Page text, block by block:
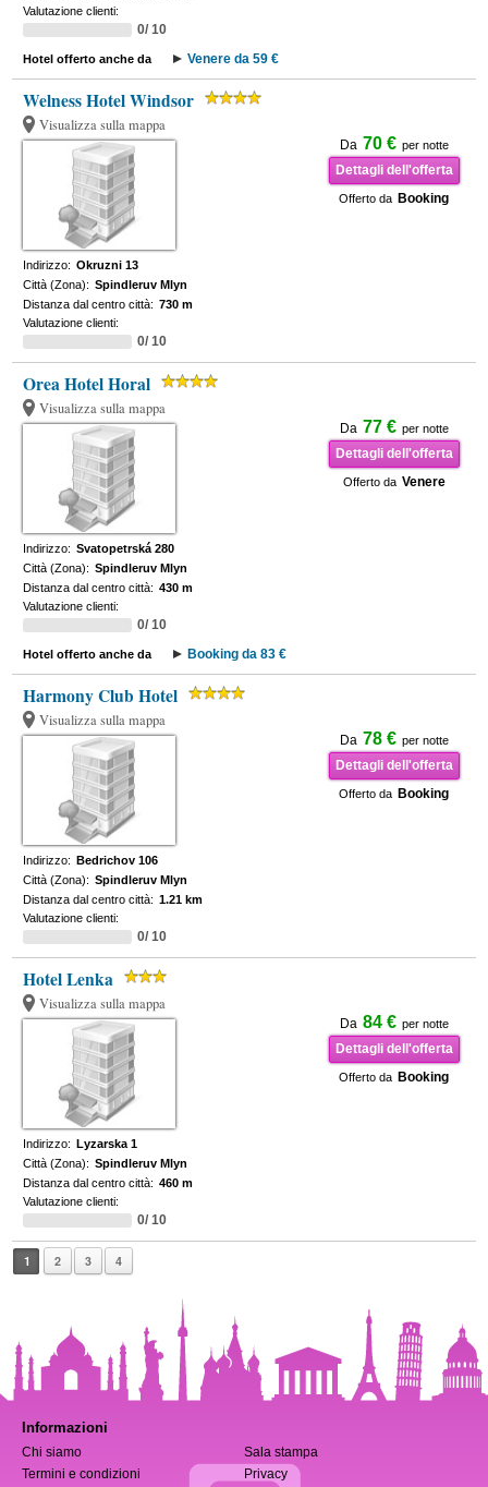
Valutazione clienti:
0/ 10
Hotel offerto anche da Venere da 59 €
Welness Hotel Windsor
Visualizza sulla mappa
Da 70 € per notte
Dettagli dell'offerta
Offerto da Booking
Indirizzo: Okruzni 13
Città (Zona): Spindleruv Mlyn
Distanza dal centro città: 730 m
Valutazione clienti:
0/ 10
Orea Hotel Horal
Visualizza sulla mappa
Da 77 € per notte
Dettagli dell'offerta
Offerto da Venere
Indirizzo: Svatopetrská 280
Città (Zona): Spindleruv Mlyn
Distanza dal centro città: 430 m
Valutazione clienti:
0/ 10
Hotel offerto anche da Booking da 83 €
Harmony Club Hotel
Visualizza sulla mappa
Da 78 € per notte
Dettagli dell'offerta
Offerto da Booking
Indirizzo: Bedrichov 106
Città (Zona): Spindleruv Mlyn
Distanza dal centro città: 1.21 km
Valutazione clienti:
0/ 10
Hotel Lenka
Visualizza sulla mappa
Da 84 € per notte
Dettagli dell'offerta
Offerto da Booking
Indirizzo: Lyzarska 1
Città (Zona): Spindleruv Mlyn
Distanza dal centro città: 460 m
Valutazione clienti:
0/ 10
1 2 3 4
Informazioni
Chi siamo
Sala stampa
Termini e condizioni
Privacy